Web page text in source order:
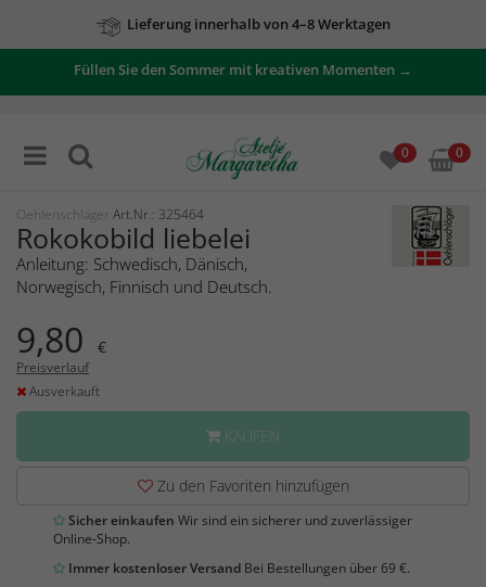
Lieferung innerhalb von 4–8 Werktagen
Füllen Sie den Sommer mit kreativen Momenten →
0 0
Oehlenschläger Art.Nr.: 325464
Rokokobild liebelei
Anleitung: Schwedisch, Dänisch,
Norwegisch, Finnisch und Deutsch.
9,80 €
Preisverlauf
Ausverkauft
KAUFEN
Zu den Favoriten hinzufügen
Sicher einkaufen Wir sind ein sicherer und zuverlässiger
Online-Shop.
Immer kostenloser Versand Bei Bestellungen über 69 €.